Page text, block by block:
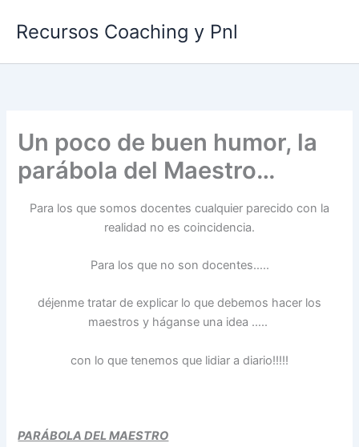
Recursos Coaching y Pnl
Un poco de buen humor, la
parábola del Maestro…
Para los que somos docentes cualquier parecido con la
realidad no es coincidencia.
Para los que no son docentes…..
déjenme tratar de explicar lo que debemos hacer los
maestros y háganse una idea …..
con lo que tenemos que lidiar a diario!!!!!
PARÁBOLA DEL MAESTRO